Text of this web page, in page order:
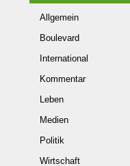
Allgemein
Boulevard
International
Kommentar
Leben
Medien
Politik
Wirtschaft